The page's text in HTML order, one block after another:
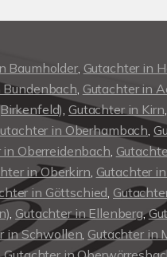
Baumholder, Gutachter in
, Gutachter in
,Gutachter in Kirn,
in Oberhambach,
in Oberreidenbach,
in Oberkirn, Gutachter
in Göttschied,
, Gutachter in Ellenberg,
in Schwollen, Gutachter in